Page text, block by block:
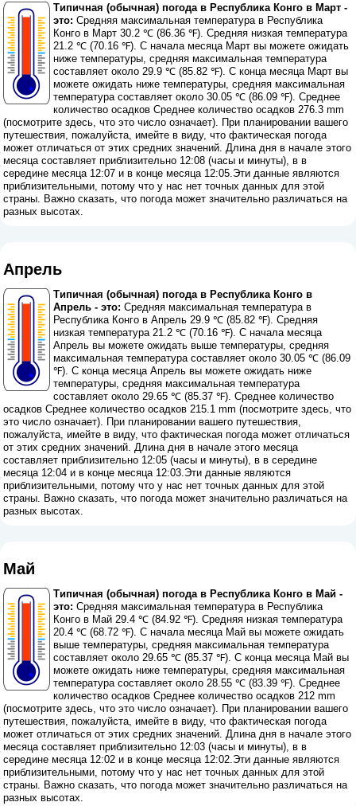
Типичная (обычная) погода в Республика Конго в Март -
это: Средняя максимальная температура в Республика
Конго в Март 30.2 ℃ (86.36 ℉). Средняя низкая температура
21.2 ℃ (70.16 ℉). С начала месяца Март вы можете ожидать
ниже температуры, средняя максимальная температура
составляет около 29.9 ℃ (85.82 ℉). С конца месяца Март вы
можете ожидать ниже температуры, средняя максимальная
температура составляет около 30.05 ℃ (86.09 ℉). Среднее
количество осадков Среднее количество осадков 276.3 mm
(посмотрите здесь, что это число означает). При планировании вашего
путешествия, пожалуйста, имейте в виду, что фактическая погода
может отличаться от этих средних значений. Длина дня в начале этого
месяца составляет приблизительно 12:08 (часы и минуты), в в
середине месяца 12:07 и в конце месяца 12:05.Эти данные являются
приблизительными, потому что у нас нет точных данных для этой
страны. Важно сказать, что погода может значительно различаться на
разных высотах.
Апрель
Типичная (обычная) погода в Республика Конго в
Апрель - это: Средняя максимальная температура в
Республика Конго в Апрель 29.9 ℃ (85.82 ℉). Средняя
низкая температура 21.2 ℃ (70.16 ℉). С начала месяца
Апрель вы можете ожидать выше температуры, средняя
максимальная температура составляет около 30.05 ℃ (86.09
℉). С конца месяца Апрель вы можете ожидать ниже
температуры, средняя максимальная температура
составляет около 29.65 ℃ (85.37 ℉). Среднее количество
осадков Среднее количество осадков 215.1 mm (посмотрите здесь, что
это число означает). При планировании вашего путешествия,
пожалуйста, имейте в виду, что фактическая погода может отличаться
от этих средних значений. Длина дня в начале этого месяца
составляет приблизительно 12:05 (часы и минуты), в в середине
месяца 12:04 и в конце месяца 12:03.Эти данные являются
приблизительными, потому что у нас нет точных данных для этой
страны. Важно сказать, что погода может значительно различаться на
разных высотах.
Май
Типичная (обычная) погода в Республика Конго в Май -
это: Средняя максимальная температура в Республика
Конго в Май 29.4 ℃ (84.92 ℉). Средняя низкая температура
20.4 ℃ (68.72 ℉). С начала месяца Май вы можете ожидать
выше температуры, средняя максимальная температура
составляет около 29.65 ℃ (85.37 ℉). С конца месяца Май вы
можете ожидать ниже температуры, средняя максимальная
температура составляет около 28.55 ℃ (83.39 ℉). Среднее
количество осадков Среднее количество осадков 212 mm
(посмотрите здесь, что это число означает). При планировании вашего
путешествия, пожалуйста, имейте в виду, что фактическая погода
может отличаться от этих средних значений. Длина дня в начале этого
месяца составляет приблизительно 12:03 (часы и минуты), в в
середине месяца 12:02 и в конце месяца 12:02.Эти данные являются
приблизительными, потому что у нас нет точных данных для этой
страны. Важно сказать, что погода может значительно различаться на
разных высотах.